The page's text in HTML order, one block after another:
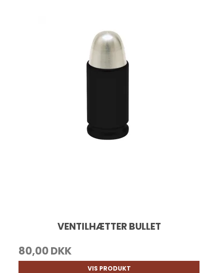
VENTILHÆTTER BULLET
80,00 DKK
VIS PRODUKT